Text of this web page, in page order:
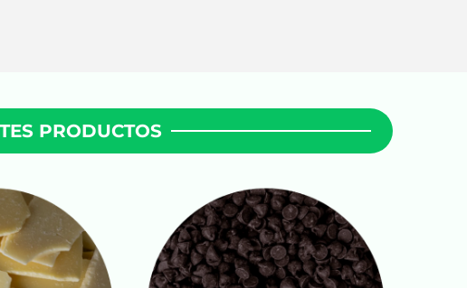
PRODUCTOS